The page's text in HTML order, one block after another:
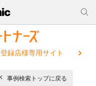
登録店様専用サイト
事例検索トップに戻る